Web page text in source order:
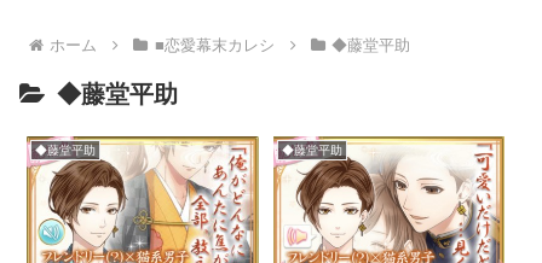
ホーム ■恋愛幕末カレシ ◆藤堂平助
◆藤堂平助
◆藤堂平助 ◆藤堂平助